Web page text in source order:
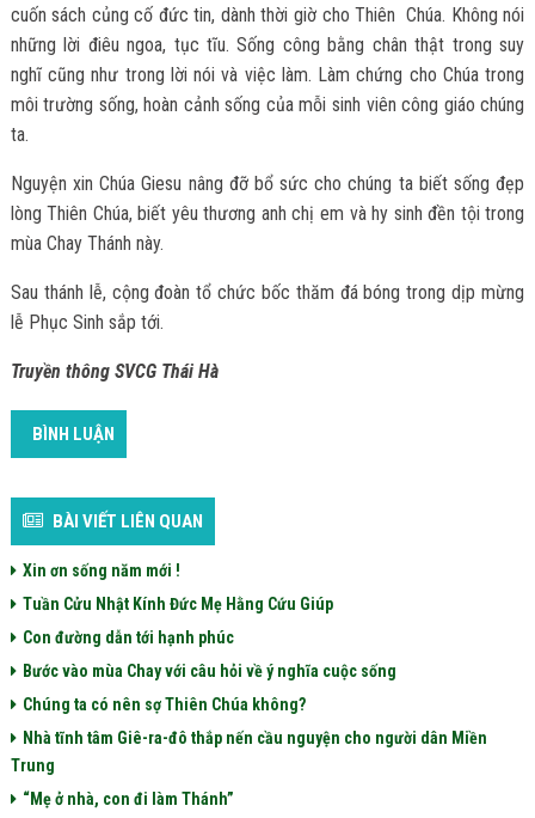
cuốn sách củng cố đức tin, dành thời giờ cho Thiên Chúa. Không nói
những lời điêu ngoa, tục tĩu. Sống công bằng chân thật trong suy
nghĩ cũng như trong lời nói và việc làm. Làm chứng cho Chúa trong
môi trường sống, hoàn cảnh sống của mỗi sinh viên công giáo chúng
ta.
Nguyện xin Chúa Giesu nâng đỡ bổ sức cho chúng ta biết sống đẹp
lòng Thiên Chúa, biết yêu thương anh chị em và hy sinh đền tội trong
mùa Chay Thánh này.
Sau thánh lễ, cộng đoàn tổ chức bốc thăm đá bóng trong dịp mừng
lễ Phục Sinh sắp tới.
Truyền thông SVCG Thái Hà
BÌNH LUẬN
BÀI VIẾT LIÊN QUAN
Xin ơn sống năm mới !
Tuần Cửu Nhật Kính Đức Mẹ Hằng Cứu Giúp
Con đường dẫn tới hạnh phúc
Bước vào mùa Chay với câu hỏi về ý nghĩa cuộc sống
Chúng ta có nên sợ Thiên Chúa không?
Nhà tĩnh tâm Giê-ra-đô thắp nến cầu nguyện cho người dân Miền
Trung
“Mẹ ở nhà, con đi làm Thánh”